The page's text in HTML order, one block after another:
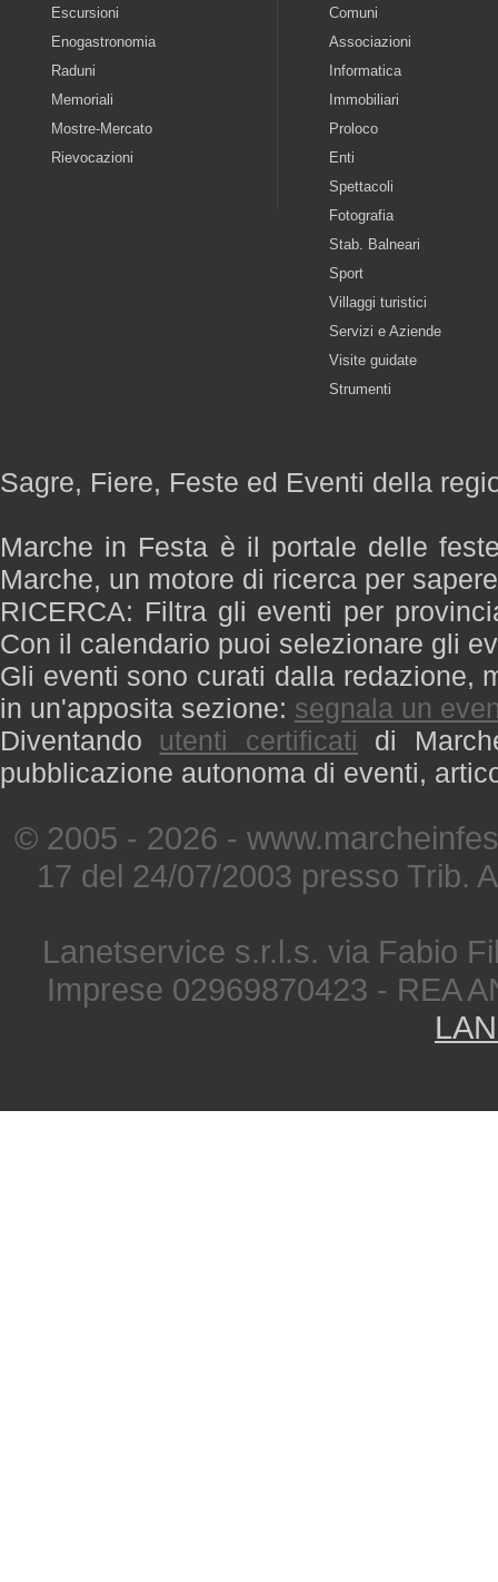
Escursioni
Enogastronomia
Raduni
Memoriali
Mostre-Mercato
Rievocazioni
Comuni
Associazioni
Informatica
Immobiliari
Proloco
Enti
Spettacoli
Fotografia
Stab. Balneari
Sport
Villaggi turistici
Servizi e Aziende
Visite guidate
Strumenti
Sagre, Fiere, Feste ed Eventi della
Marche in Festa è il portale delle
Marche, un motore di ricerca per
RICERCA: Filtra gli eventi per
Con il calendario puoi selezionare gli
Gli eventi sono curati dalla redazione,
in un'apposita sezione: segnala un
Diventando utenti certificati di
pubblicazione autonoma di eventi,
© 2005 - 2026 -
17 del 24/07/2003 presso Trib.
Lanetservice s.r.l.s. via Fabio
Imprese 02969870423 - REA